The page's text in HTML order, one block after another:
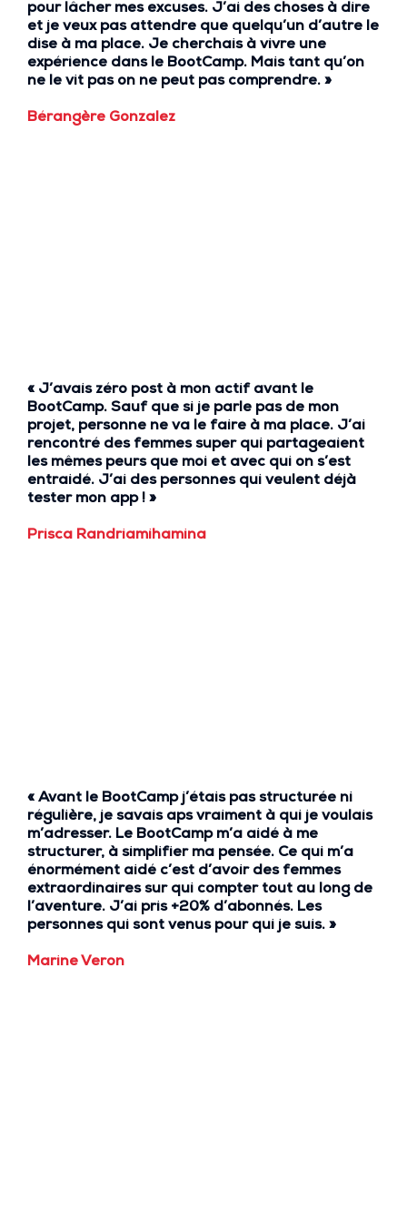
pour lâcher mes excuses. J’ai des choses à dire
et je veux pas attendre que quelqu’un d’autre le
dise à ma place. Je cherchais à vivre une
expérience dans le BootCamp. Mais tant qu’on
ne le vit pas on ne peut pas comprendre. »
Bérangère Gonzalez
« J’avais zéro post à mon actif avant le
BootCamp. Sauf que si je parle pas de mon
projet, personne ne va le faire à ma place. J’ai
rencontré des femmes super qui partageaient
les mêmes peurs que moi et avec qui on s’est
entraidé. J’ai des personnes qui veulent déjà
tester mon app ! »
Prisca Randriamihamina
« Avant le BootCamp j’étais pas structurée ni
régulière, je savais aps vraiment à qui je voulais
m’adresser. Le BootCamp m’a aidé à me
structurer, à simplifier ma pensée. Ce qui m’a
énormément aidé c’est d’avoir des femmes
extraordinaires sur qui comptertout au long de
l’aventure. J’ai pris +20% d’abonnés. Les
personnes qui sont venus pour qui je suis. »
Marine Veron